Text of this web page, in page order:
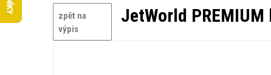
zpět na
výpis
JetWorld